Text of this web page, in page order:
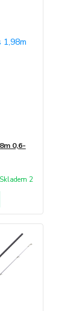
0,6-
Skladem 2